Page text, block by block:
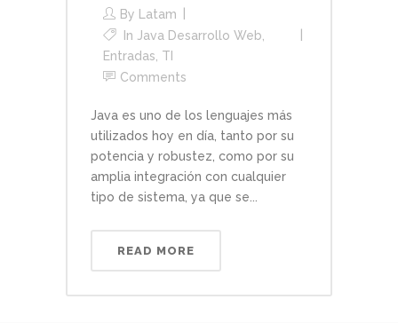
By Latam
In Java Desarrollo Web,
Entradas, TI
Comments
Java es uno de los lenguajes más
utilizados hoy en día, tanto por su
potencia y robustez, como por su
amplia integración con cualquier
tipo de sistema, ya que se...
READ MORE